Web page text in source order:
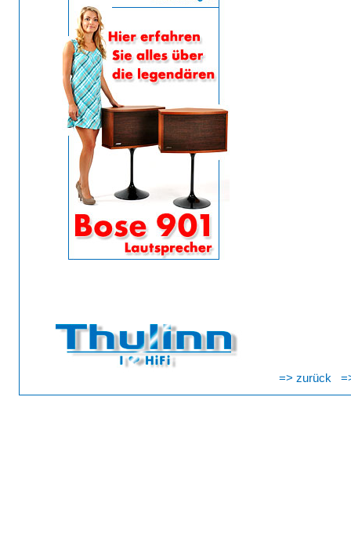
=> zurück